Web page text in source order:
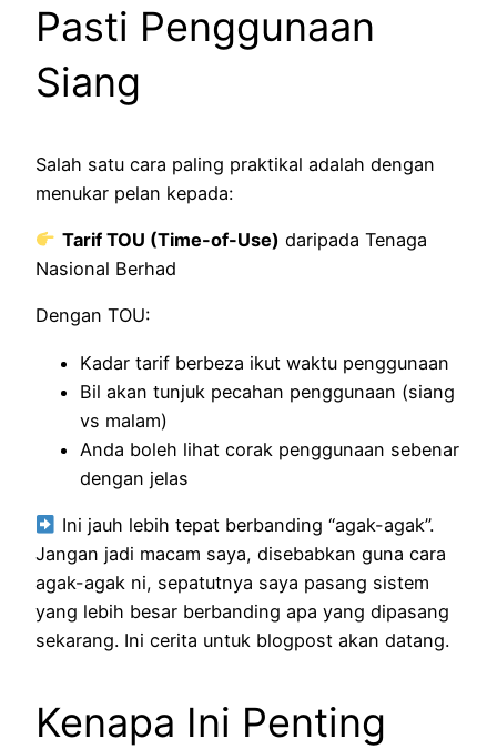
Pasti Penggunaan
Siang
Salah satu cara paling praktikal adalah dengan
menukar pelan kepada:
Tarif TOU (Time-of-Use) daripada Tenaga
Nasional Berhad
Dengan TOU:
Kadar tarif berbeza ikut waktu penggunaan
Bil akan tunjuk pecahan penggunaan (siang
vs malam)
Anda boleh lihat corak penggunaan sebenar
dengan jelas
Ini jauh lebih tepat berbanding “agak-agak”.
Jangan jadi macam saya, disebabkan guna cara
agak-agak ni, sepatutnya saya pasang sistem
yang lebih besar berbanding apa yang dipasang
sekarang. Ini cerita untuk blogpost akan datang.
Kenapa Ini Penting